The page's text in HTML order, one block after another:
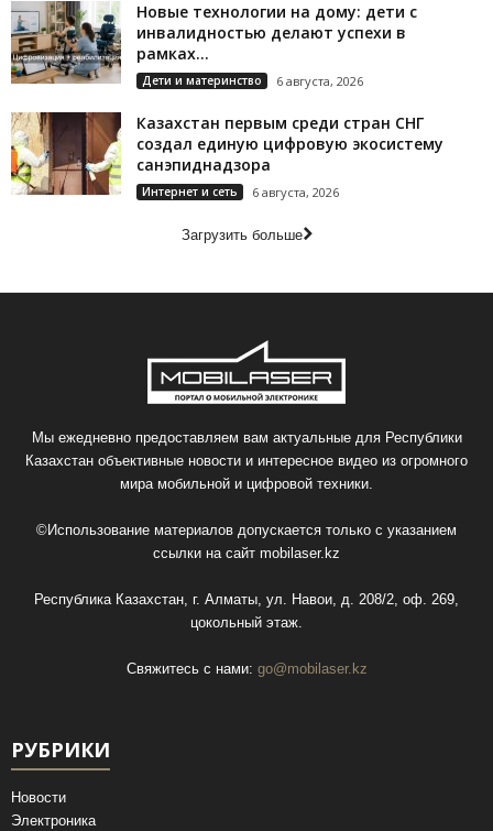
Новые технологии на дому: дети с
инвалидностью делают успехи в
рамках...
Дети и материнство 6 августа, 2026
Казахстан первым среди стран СНГ
создал единую цифровую экосистему
санэпиднадзора
Интернет и сеть 6 августа, 2026
Загрузить больше
Мы ежедневно предоставляем вам актуальные для Республики
Казахстан объективные новости и интересное видео из огромного
мира мобильной и цифровой техники.
©Использование материалов допускается только с указанием
ссылки на сайт mobilaser.kz
Республика Казахстан, г. Алматы, ул. Навои, д. 208/2, оф. 269,
цокольный этаж.
Свяжитесь с нами: go@mobilaser.kz
РУБРИКИ
Новости
Электроника